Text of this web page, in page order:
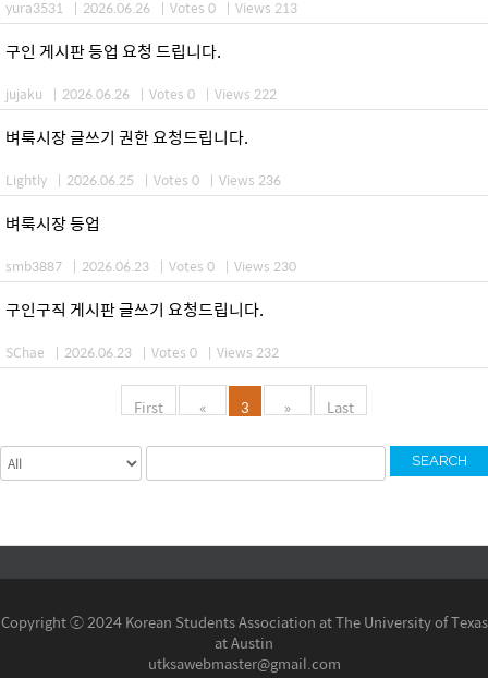
yura3531 | 2026.06.26 | Votes 0 | Views 213
구인 게시판 등업 요청 드립니다.
jujaku | 2026.06.26 | Votes 0 | Views 222
벼룩시장 글쓰기 권한 요청드립니다.
Lightly | 2026.06.25 | Votes 0 | Views 236
벼룩시장 등업
smb3887 | 2026.06.23 | Votes 0 | Views 230
구인구직 게시판 글쓰기 요청드립니다.
SChae | 2026.06.23 | Votes 0 | Views 232
First « 3 » Last
SEARCH
Copyright ⓒ 2024 Korean Students Association at The University of Texas
at Austin
utksawebmaster@gmail.com